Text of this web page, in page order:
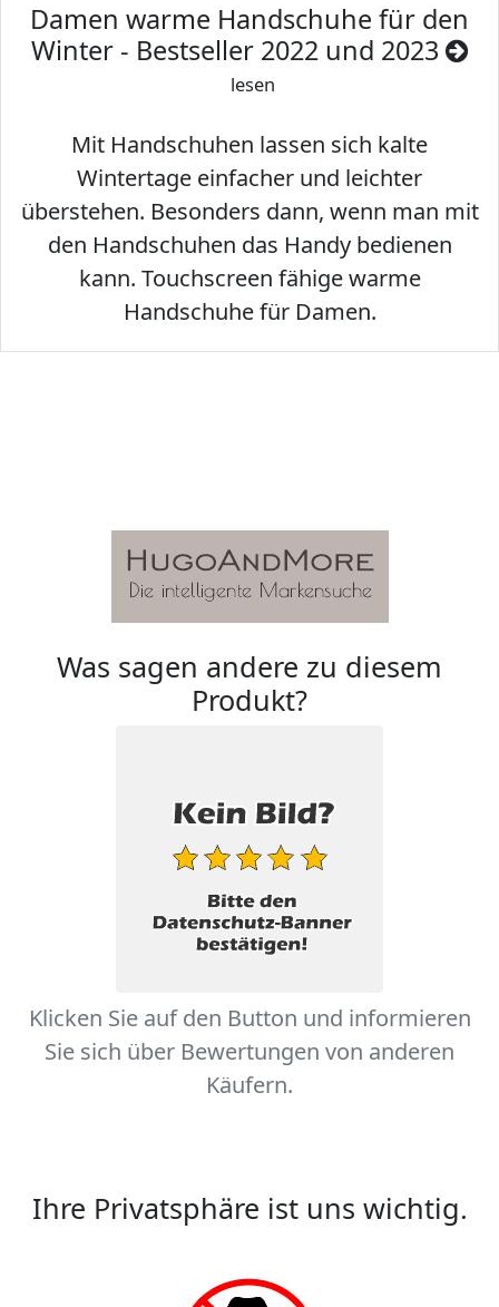
Damen warme Handschuhe für den
Winter - Bestseller 2022 und 2023
lesen
Mit Handschuhen lassen sich kalte
Wintertage einfacher und leichter
überstehen. Besonders dann, wenn man mit
den Handschuhen das Handy bedienen
kann. Touchscreen fähige warme
Handschuhe für Damen.
Was sagen andere zu diesem
Produkt?
Klicken Sie auf den Button und informieren
Sie sich über Bewertungen von anderen
Käufern.
Ihre Privatsphäre ist uns wichtig.